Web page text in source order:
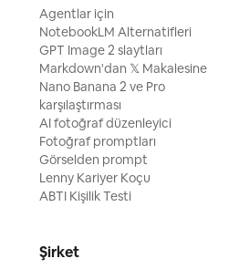
Agentlar için
NotebookLM Alternatifleri
GPT Image 2 slaytları
Markdown'dan 𝕏 Makalesine
Nano Banana 2 ve Pro
karşılaştırması
AI fotoğraf düzenleyici
Fotoğraf promptları
Görselden prompt
Lenny Kariyer Koçu
ABTI Kişilik Testi
Şirket